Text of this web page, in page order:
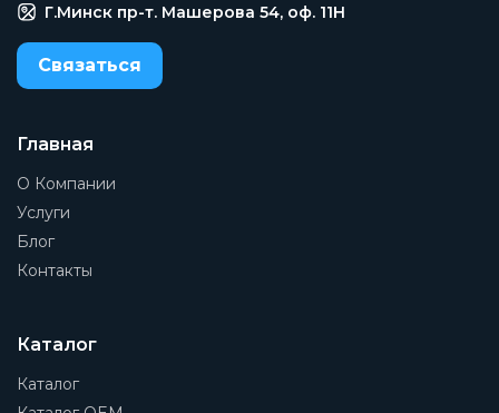
Г.Минск пр-т. Машерова 54, оф. 11H
Связаться
Главная
О Компании
Услуги
Блог
Контакты
Каталог
Каталог